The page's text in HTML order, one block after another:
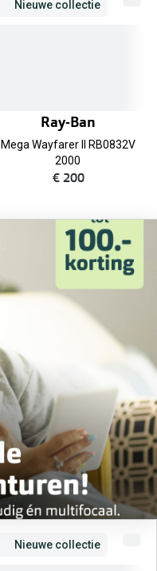
Biofinity
Online
Lenzen
Alles
Nieuwe collectie
Ray-Ban
Mega Wayfarer II RB0832V
2000
€ 200
Nieuwe collectie